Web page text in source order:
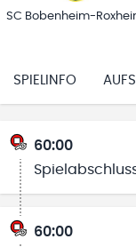
SC Bobenheim-
SPIELINFO
60:00
60:00